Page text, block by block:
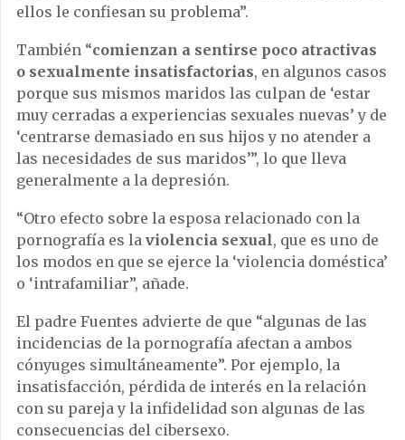
ellos le confiesan su problema”.
También “comienzan a sentirse poco atractivas
o sexualmente insatisfactorias, en algunos casos
porque sus mismos maridos las culpan de ‘estar
muy cerradas a experiencias sexuales nuevas’ y de
‘centrarse demasiado en sus hijos y no atender a
las necesidades de sus maridos’”, lo que lleva
generalmente a la depresión.
“Otro efecto sobre la esposa relacionado con la
pornografía es la violencia sexual, que es uno de
los modos en que se ejerce la ‘violencia doméstica’
o ‘intrafamiliar”, añade.
El padre Fuentes advierte de que “algunas de las
incidencias de la pornografía afectan a ambos
cónyuges simultáneamente”. Por ejemplo, la
insatisfacción, pérdida de interés en la relación
con su pareja y la infidelidad son algunas de las
consecuencias del cibersexo.